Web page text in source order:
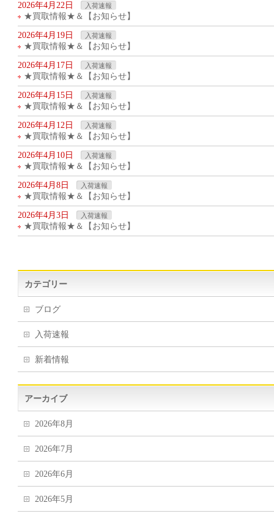
2026年4月22日 入荷速報
★買取情報★＆【お知らせ】
2026年4月19日 入荷速報
★買取情報★＆【お知らせ】
2026年4月17日 入荷速報
★買取情報★＆【お知らせ】
2026年4月15日 入荷速報
★買取情報★＆【お知らせ】
2026年4月12日 入荷速報
★買取情報★＆【お知らせ】
2026年4月10日 入荷速報
★買取情報★＆【お知らせ】
2026年4月8日 入荷速報
★買取情報★＆【お知らせ】
2026年4月3日 入荷速報
★買取情報★＆【お知らせ】
カテゴリー
ブログ
入荷速報
新着情報
アーカイブ
2026年8月
2026年7月
2026年6月
2026年5月